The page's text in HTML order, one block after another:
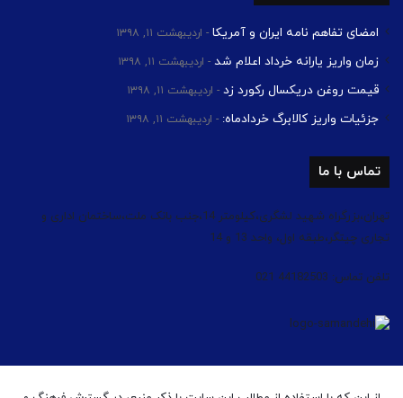
امضای تفاهم نامه ایران و آمریکا اردیبهشت ۱۱, ۱۳۹۸
زمان واریز یارانه خرداد اعلام شد اردیبهشت ۱۱, ۱۳۹۸
قیمت روغن دریکسال رکورد زد اردیبهشت ۱۱, ۱۳۹۸
جزئیات واریز کالابرگ خردادماه: اردیبهشت ۱۱, ۱۳۹۸
تماس با ما
تهران،بزرگراه شهید لشگری،کیلومتر 14،جنب بانک ملت،ساختمان اداری و
تجاری چیتگر،طبقه اول، واحد 13 و 14
تلفن تماس: 44182503 021